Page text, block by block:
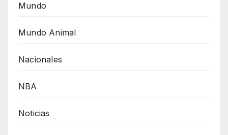
Mundo
Mundo Animal
Nacionales
NBA
Noticias